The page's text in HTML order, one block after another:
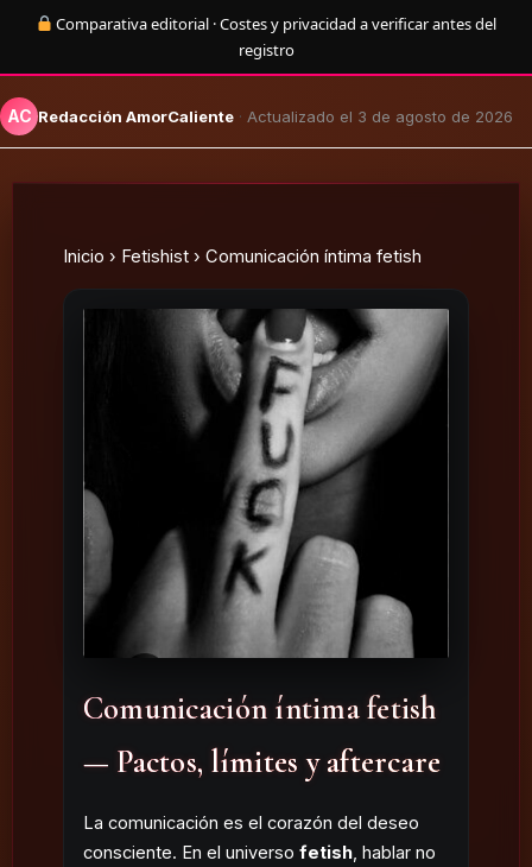
Comparativa editorial · Costes y privacidad a verificar antes del
registro
AC Redacción AmorCaliente · Actualizado el 3 de agosto de 2026
Inicio › Fetishist› Comunicación íntima fetish
Comunicación íntima fetish
— Pactos, límites y aftercare
La comunicación es el corazón del deseo
consciente. En el universo fetish, hablar no